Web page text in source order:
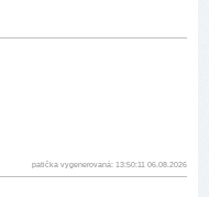
patička vygenerovaná: 13:50:11 06.08.2026